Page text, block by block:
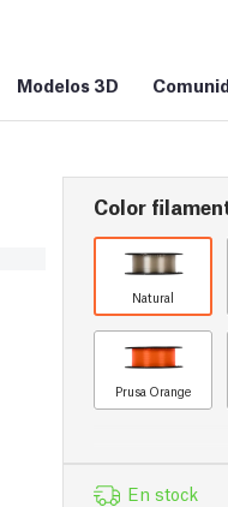
Modelos 3D
Color
Natural
Prusa Orange
En stock